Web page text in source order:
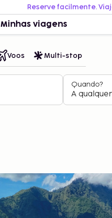
Reserve facilmente.
Minhas viagens
Voos Multi-stop
Quando?
A